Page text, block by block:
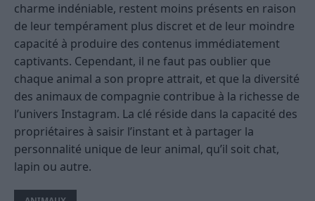
charme indéniable, restent moins présents en raison
de leur tempérament plus discret et de leur moindre
capacité à produire des contenus immédiatement
captivants. Cependant, il ne faut pas oublier que
chaque animal a son propre attrait, et que la diversité
des animaux de compagnie contribue à la richesse de
l’univers Instagram. La clé réside dans la capacité des
propriétaires à saisir l’instant et à partager la
personnalité unique de leur animal, qu’il soit chat,
lapin ou autre.